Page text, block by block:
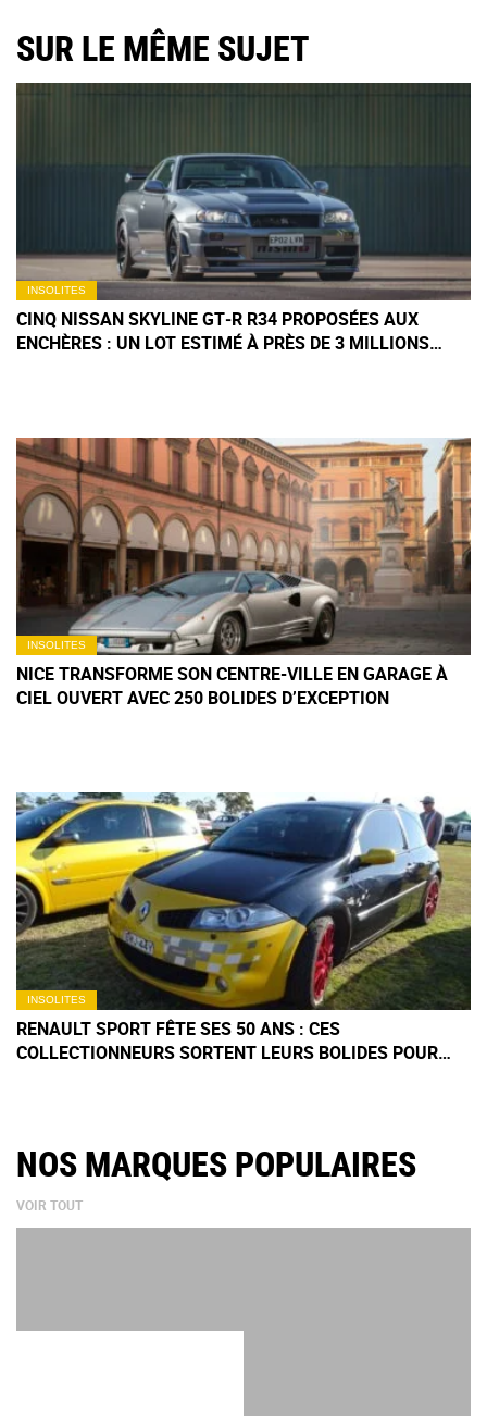
SUR LE MÊME SUJET
INSOLITES
CINQ NISSAN SKYLINE GT‑R R34 PROPOSÉES AUX
ENCHÈRES : UN LOT ESTIMÉ À PRÈS DE 3 MILLIONS
INSOLITES
NICE TRANSFORME SON CENTRE-VILLE EN GARAGE À
CIEL OUVERT AVEC 250 BOLIDES D’EXCEPTION
INSOLITES
RENAULT SPORT FÊTE SES 50 ANS : CES
COLLECTIONNEURS SORTENT LEURS BOLIDES POUR
NOS MARQUES POPULAIRES
VOIR TOUT